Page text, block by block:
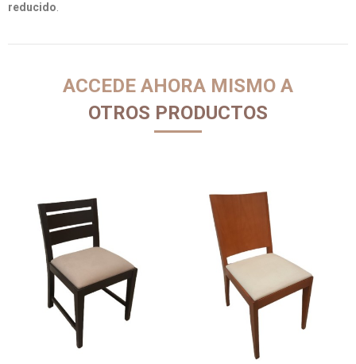
reducido
ACCEDE AHORA MISMO A
OTROS PRODUCTOS